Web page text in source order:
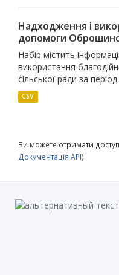
Надходження і
допомоги
Набір містить
використання
сільської ради за
CSV
Ви можете отримати
Документація API).